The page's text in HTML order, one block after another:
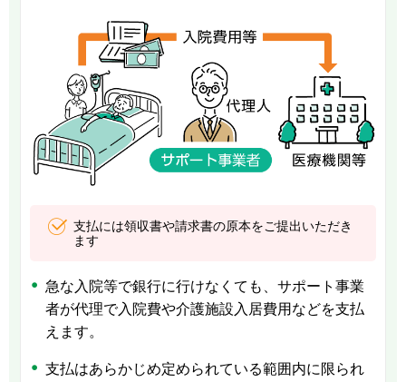
支払には領収書や請求書の原本をご提出いただき
ます
急な入院等で銀行に行けなくても、サポート事業
者が代理で入院費や介護施設入居費用などを支払
えます。
支払はあらかじめ定められている範囲内に限られ